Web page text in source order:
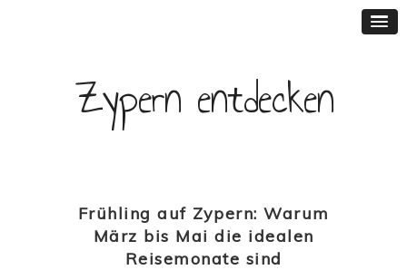
Zypern entdecken
Frühling auf Zypern: Warum
März bis Mai die idealen
Reisemonate sind